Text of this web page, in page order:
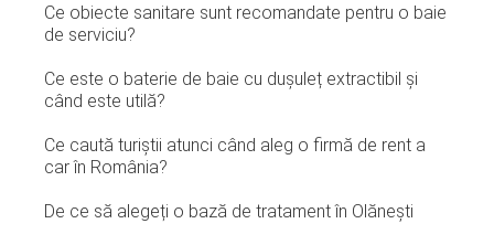
Ce obiecte sanitare sunt recomandate pentru o baie
de serviciu?
Ce este o baterie de baie cu dușuleț extractibil și
când este utilă?
Ce caută turiștii atunci când aleg o firmă de rent a
car în România?
De ce să alegeți o bază de tratament în Olănești